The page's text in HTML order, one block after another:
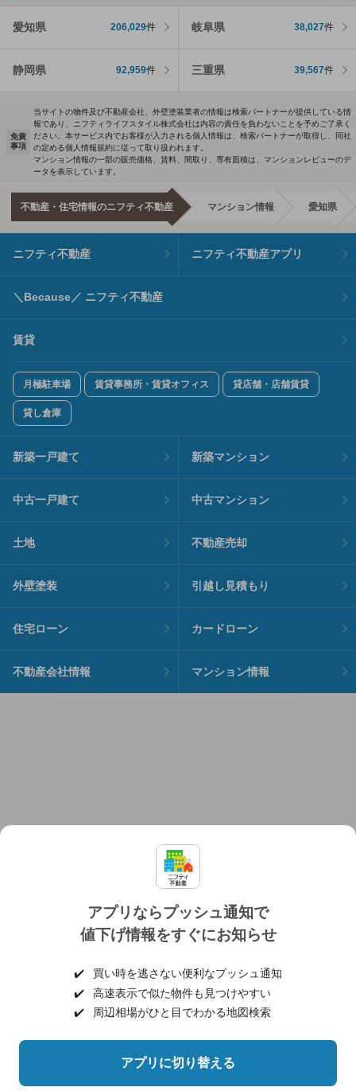
愛知県 206,029件 岐阜県 38,027件
静岡県 92,959件 三重県 39,567件
アプリならプッシュ通知で
値下げ情報をすぐにお知らせ
✔️
買い時を逃さない便利なプッシュ通知
✔️
高速表示で似た物件も見つけやすい
✔️
周辺相場がひと目でわかる地図検索
アプリに切り替える
免責
事項
当サイトの物件及び不動産会社、外壁塗装業者の情報は検索パートナーが提供している情
報であり、ニフティライフスタイル株式会社は内容の責任を負わないことを予めご了承く
ださい。本サービス内でお客様が入力される個人情報は、検索パートナーが取得し、同社
の定める個人情報規約に従って取り扱われます。
マンション情報の一部の販売価格、賃料、間取り、専有面積は、マンションレビューのデ
ータを表示しています。
不動産・住宅情報のニフティ不動産 マンション情報 愛知県
ニフティ不動産 ニフティ不動産アプリ
＼Because／ ニフティ不動産
賃貸
月極駐車場 賃貸事務所・賃貸オフィス 貸店舗・店舗賃貸
貸し倉庫
新築一戸建て 新築マンション
中古一戸建て 中古マンション
土地 不動産売却
外壁塗装 引越し見積もり
住宅ローン カードローン
不動産会社情報 マンション情報
個人情報保護ポリシー 利用規約
ヘルプ・お問い合わせ 採用情報
©NIFTY Lifestyle Co., Ltd.